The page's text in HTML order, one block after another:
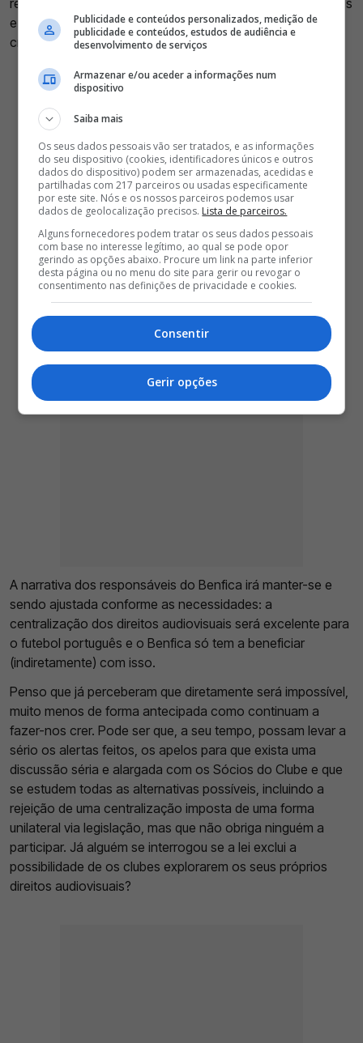
e adeptos nos odeiam, clubes que contra nós praticam
crimes e clubes cúmplices disto tudo.
A narrativa dos responsáveis do Benfica irá manter-se e
sendo ajustada conforme as necessidades: a
centralização dos direitos audiovisuais será excelente para
o futebol português e o Benfica só tem a beneficiar
(indiretamente) com isso.
Penso que já perceberam que diretamente será impossível,
muito menos de forma antecipada como continuam a
fazer-nos crer. Pode ser que, a seu tempo, possam levar a
sério os alertas feitos, os apelos para que exista uma
discussão séria e alargada com os Sócios do Clube e que
se estudem todas as alternativas possíveis, incluindo a
rejeição de uma centralização imposta de uma forma
unilateral via legislação, mas que não obriga ninguém a
participar. Já alguém se interrogou se a lei exclui a
possibilidade de os clubes explorarem os seus próprios
direitos audiovisuais?
Publicidade e conteúdos personalizados, medição de
publicidade e conteúdos, estudos de audiência e
desenvolvimento de serviços
Armazenar e/ou aceder a informações num
dispositivo
Saiba mais
Os seus dados pessoais vão ser tratados, e as informações
do seu dispositivo (cookies, identificadores únicos e outros
dados do dispositivo) podem ser armazenadas, acedidas e
partilhadas com 217 parceiros ou usadas especificamente
por este site. Nós e os nossos parceiros podemos usar
dados de geolocalização precisos. Lista de parceiros.
Alguns fornecedores podem tratar os seus dados pessoais
com base no interesse legítimo, ao qual se pode opor
gerindo as opções abaixo. Procure um link na parte inferior
desta página ou no menu do site para gerir ou revogar o
consentimento nas definições de privacidade e cookies.
Consentir
Gerir opções